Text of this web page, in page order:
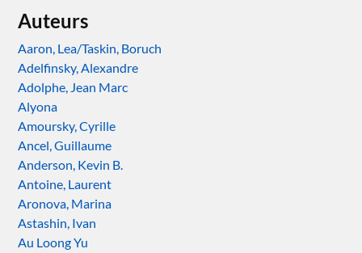
Auteurs
Aaron, Lea/Taskin, Boruch
Adelfinsky, Alexandre
Adolphe, Jean Marc
Alyona
Amoursky, Cyrille
Ancel, Guillaume
Anderson, Kevin B.
Antoine, Laurent
Aronova, Marina
Astashin, Ivan
Au Loong Yu